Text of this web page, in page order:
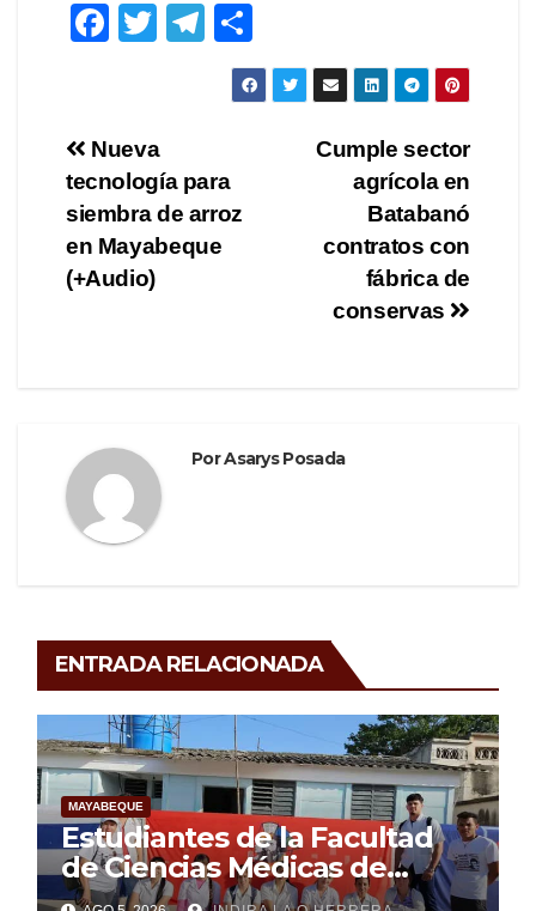
F
e
b
o
o
k
T
er
T
el
a
m
o
m
Navegación
de
entradas
Cumple sector
agrícola en
Batabanó
contratos con
fábrica de
conservas
Nueva
tecnología para
siembra de arroz
en Mayabeque
(+Audio)
PorAsarys Posada
ENTRADA RELACIONADA
MAYABEQUE
Estudiantes de la Facultad
de Ciencias Médicas de
Mayabeque realizan